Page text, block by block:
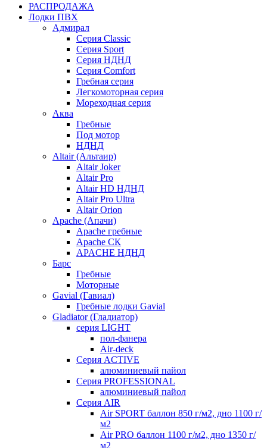
РАСПРОДАЖА
Лодки ПВХ
Адмирал
Серия Classic
Серия Sport
Серия НДНД
Серия Comfort
Гребная серия
Легкомоторная серия
Мореходная серия
Аква
Гребные
Под мотор
НДНД
Altair (Альтаир)
Altair Joker
Altair Pro
Altair HD НДНД
Altair Pro Ultra
Altair Orion
Apache (Апачи)
Apache гребные
Apache СК
APACHE НДНД
Барс
Гребные
Моторные
Gavial (Гавиал)
Гребные лодки Gavial
Gladiator (Гладиатор)
серия LIGHT
пол-фанера
Air-deck
Серия ACTIVE
алюминиевый пайол
Серия PROFESSIONAL
алюминиевый пайол
Серия AIR
Air SPORT баллон 850 г/м2, дно 1100 г/
м2
Air PRO баллон 1100 г/м2, дно 1350 г/
м2